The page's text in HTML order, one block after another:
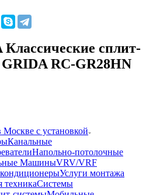
сплит-
RC-GR28HN
с установкой
Канальные
Напольно-потолочные
МашиныVRV/VRF
Услуги монтажа
техникаСистемы